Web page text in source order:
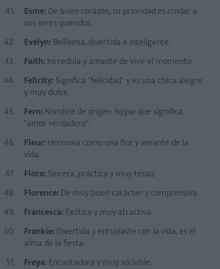
Esme:De buen corazón, su prioridad es cuidar a
sus seres queridos.
Evelyn:Bellísima, divertida e inteligente.
Faith:Incredula y amante de vivir el momento.
Felicity:Significa "felicidad" y es una chica alegre
y muy dulce.
Fern:Nombre de origen hippieque significa
"amor verdadero".
Fleur:Hermosa como una flor y amante de la
vida.
Flora:Sincera, práctica y muy tenaz.
Florence:De muy buen carácter y comprensiva.
Francesca:Exótica y muy atractiva.
Frankie:Divertida y entusiaste con la vida, es el
alma de la fiesta.
Freya:Encantadora y muy sociable.